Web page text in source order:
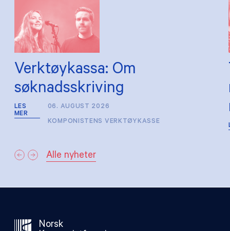
Verktøykassa: Om
søknadsskriving
LES
MER
06. AUGUST 2026
KOMPONISTENS VERKTØYKASSE
Alle nyheter
Norsk